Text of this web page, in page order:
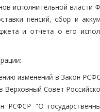
исполнительной власти
пенсий, сбор и
и отчета о его
изменений в Закон
Совет
РСФСР "О